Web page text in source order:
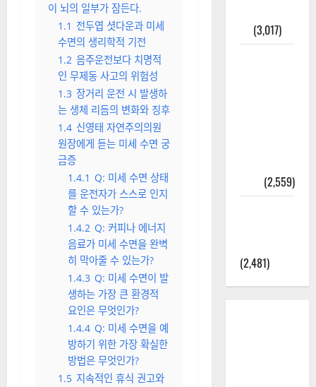
이 뇌의 일부가 잠든다.
1.1 전두엽 셧다운과 미세
수면의 생리학적 기전
1.2 음주운전보다 치명적
인 무제동 사고의 위험성
1.3 장거리 운전 시 발생하
는 생체 리듬의 변화와 징후
1.4 신영태 자연주의의원
원장에게 듣는 미세 수면 궁
금증
1.4.1 Q: 미세 수면 상태
를 운전자가 스스로 인지
할 수 있는가?
1.4.2 Q: 커피나 에너지
음료가 미세 수면을 완벽
히 막아줄 수 있는가?
1.4.3 Q: 미세 수면이 발
생하는 가장 큰 환경적
요인은 무엇인가?
1.4.4 Q: 미세 수면을 예
방하기 위한 가장 확실한
방법은 무엇인가?
1.5 지속적인 휴식 권고와
(3,017)
(2,559)
(2,481)